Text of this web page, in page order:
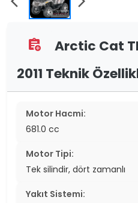
assignment_add
Arctic Cat
2011 Teknik
Motor Hacmi:
681.0 cc
Motor Tipi:
Tek silindir, dört zamanlı
Yakıt Sistemi: